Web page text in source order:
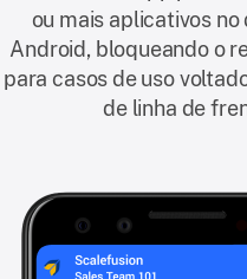
ou mais aplicativos
Android, bloqueando o
para casos de uso
de linha de